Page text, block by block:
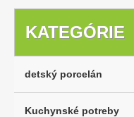
KATEGÓRIE
detský porcelán
Kuchynské potreby